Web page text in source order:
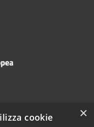
×
cookie